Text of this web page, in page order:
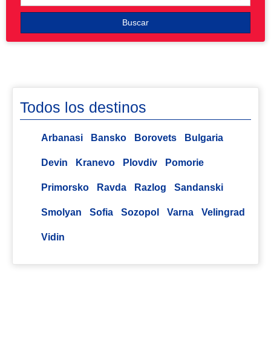
Buscar
Todos los destinos
Arbanasi Bansko Borovets Bulgaria
Devin Kranevo Plovdiv Pomorie
Primorsko Ravda Razlog Sandanski
Smolyan Sofia Sozopol Varna Velingrad
Vidin